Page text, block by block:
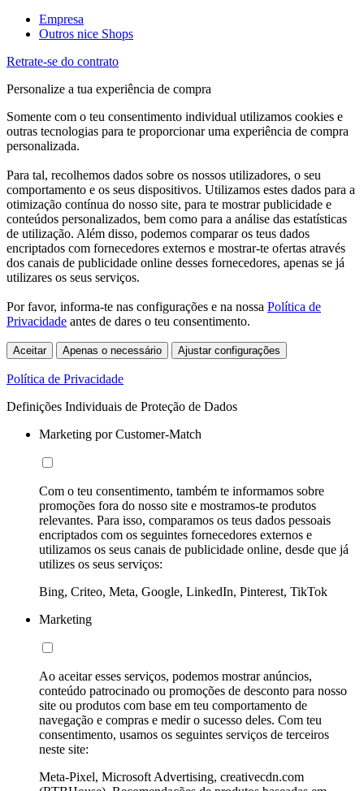
Empresa
Outros nice Shops
Retrate-se do contrato
Personalize a tua experiência de compra
Somente com o teu consentimento individual utilizamos cookies e
outras tecnologias para te proporcionar uma experiência de compra
personalizada.
Para tal, recolhemos dados sobre os nossos utilizadores, o seu
comportamento e os seus dispositivos. Utilizamos estes dados para a
otimização contínua do nosso site, para te mostrar publicidade e
conteúdos personalizados, bem como para a análise das estatísticas
de utilização. Além disso, podemos comparar os teus dados
encriptados com fornecedores externos e mostrar-te ofertas através
dos canais de publicidade online desses fornecedores, apenas se já
utilizares os seus serviços.
Por favor, informa-te nas configurações e na nossa Política de
Privacidade antes de dares o teu consentimento.
Aceitar Apenas o necessário Ajustar configurações
Política de Privacidade
Definições Individuais de Proteção de Dados
Marketing por Customer-Match
Com o teu consentimento, também te informamos sobre
promoções fora do nosso site e mostramos-te produtos
relevantes. Para isso, comparamos os teus dados pessoais
encriptados com os seguintes fornecedores externos e
utilizamos os seus canais de publicidade online, desde que já
utilizes os seus serviços:
Bing, Criteo, Meta, Google, LinkedIn, Pinterest, TikTok
Marketing
Ao aceitar esses serviços, podemos mostrar anúncios,
conteúdo patrocinado ou promoções de desconto para nosso
site ou produtos com base em teu comportamento de
navegação e compras e medir o sucesso deles. Com teu
consentimento, usamos os seguintes serviços de terceiros
neste site:
Meta-Pixel, Microsoft Advertising, creativecdn.com